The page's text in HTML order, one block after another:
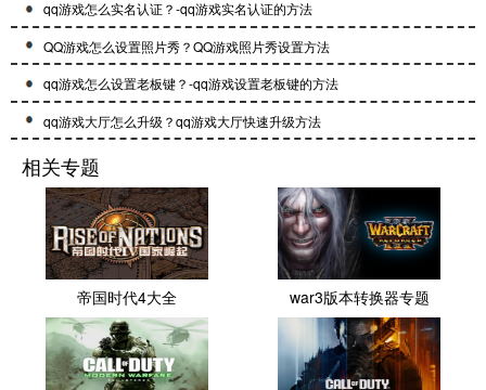
qq游戏怎么实名认证？-qq游戏实名认证的方法
QQ游戏怎么设置照片秀？QQ游戏照片秀设置方法
qq游戏怎么设置老板键？-qq游戏设置老板键的方法
qq游戏大厅怎么升级？qq游戏大厅快速升级方法
相关专题
帝国时代4大全 war3版本转换器专题